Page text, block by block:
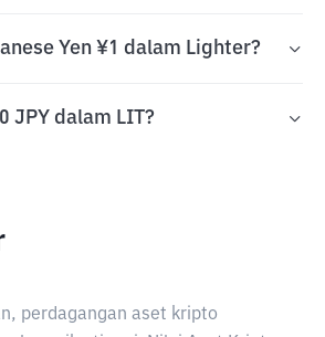
Yen ¥1 dalam Lighter?
JPY dalam LIT?
perdagangan aset kripto